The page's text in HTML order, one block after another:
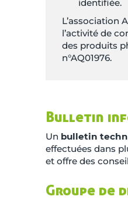
identifiée.
L’association
l’activité de
des produits
n°AQ01976.
Bulletin
Un bulletin
effectuées dans
et offre des
Groupe de